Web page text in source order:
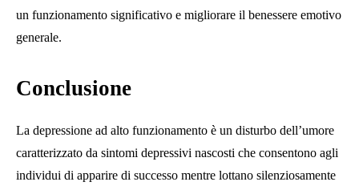
un funzionamento significativo e migliorare il benessere emotivo
generale.
Conclusione
La depressione ad alto funzionamento è un disturbo dell’umore
caratterizzato da sintomi depressivi nascosti che consentono agli
individui di apparire di successo mentre lottano silenziosamente